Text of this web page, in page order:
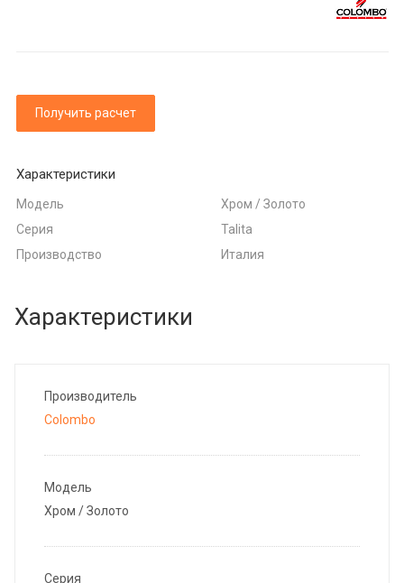
Получить расчет
Характеристики
Модель
Хром / Золото
Серия
Talita
Производство
Италия
Характеристики
Производитель
Colombo
Модель
Хром / Золото
Серия